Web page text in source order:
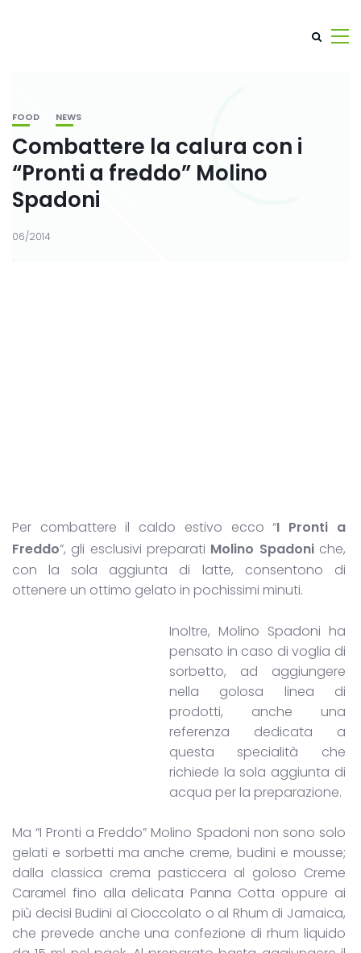
FOOD NEWS
Combattere la calura con i
“Pronti a freddo” Molino
Spadoni
06/2014
Per combattere il caldo estivo ecco “I Pronti a
Freddo”, gli esclusivi preparati Molino Spadoniche,
con la sola aggiunta di latte, consentono di
ottenere un ottimo gelato in pochissimi minuti.
Inoltre, Molino Spadoni ha
pensato in caso di voglia di
sorbetto, ad aggiungere
nella golosa linea di
prodotti, anche una
referenza dedicata a
questa specialità che
richiede la sola aggiunta di
acqua per la preparazione.
Ma “I Pronti a Freddo” Molino Spadoni non sono solo
gelati e sorbetti ma anche creme, budini e mousse;
dalla classica crema pasticcera al goloso Creme
Caramel fino alla delicata Panna Cotta oppure ai
più decisi Budini al Cioccolato o al Rhum di Jamaica,
che prevede anche una confezione di rhum liquido